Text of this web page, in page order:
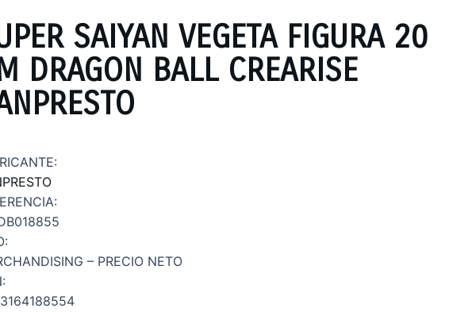
SAIYAN VEGETA FIGURA 20
DRAGON BALL CREARISE
– PRECIO NETO